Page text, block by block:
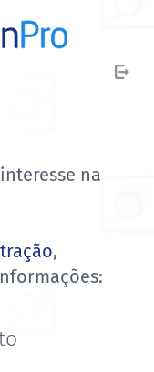
na
,